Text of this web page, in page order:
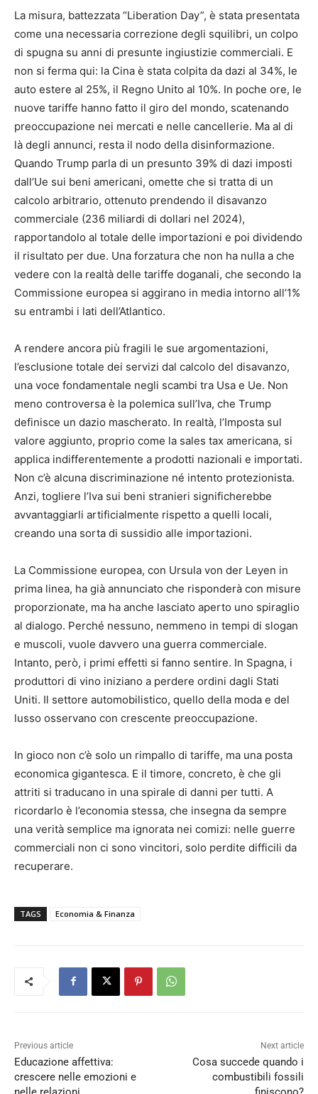
La misura, battezzata “Liberation Day”, è stata presentata
come una necessaria correzione degli squilibri, un colpo
di spugna su anni di presunte ingiustizie commerciali. E
non si ferma qui: la Cina è stata colpita da dazi al 34%, le
auto estere al 25%, il Regno Unito al 10%. In poche ore, le
nuove tariffe hanno fatto il giro del mondo, scatenando
preoccupazione nei mercati e nelle cancellerie. Ma al di
là degli annunci, resta il nodo della disinformazione.
Quando Trump parla di un presunto 39% di dazi imposti
dall’Ue sui beni americani, omette che si tratta di un
calcolo arbitrario, ottenuto prendendo il disavanzo
commerciale (236 miliardi di dollari nel 2024),
rapportandolo al totale delle importazioni e poi dividendo
il risultato per due. Una forzatura che non ha nulla a che
vedere con la realtà delle tariffe doganali, che secondo la
Commissione europea si aggirano in media intorno all’1%
su entrambi i lati dell’Atlantico.
A rendere ancora più fragili le sue argomentazioni,
l’esclusione totale dei servizi dal calcolo del disavanzo,
una voce fondamentale negli scambi tra Usa e Ue. Non
meno controversa è la polemica sull’Iva, che Trump
definisce un dazio mascherato. In realtà, l’Imposta sul
valore aggiunto, proprio come la sales tax americana, si
applica indifferentemente a prodotti nazionali e importati.
Non c’è alcuna discriminazione né intento protezionista.
Anzi, togliere l’Iva sui beni stranieri significherebbe
avvantaggiarli artificialmente rispetto a quelli locali,
creando una sorta di sussidio alle importazioni.
La Commissione europea, con Ursula von der Leyen in
prima linea, ha già annunciato che risponderà con misure
proporzionate, ma ha anche lasciato aperto uno spiraglio
al dialogo. Perché nessuno, nemmeno in tempi di slogan
e muscoli, vuole davvero una guerra commerciale.
Intanto, però, i primi effetti si fanno sentire. In Spagna, i
produttori di vino iniziano a perdere ordini dagli Stati
Uniti. Il settore automobilistico, quello della moda e del
lusso osservano con crescente preoccupazione.
In gioco non c’è solo un rimpallo di tariffe, ma una posta
economica gigantesca. E il timore, concreto, è che gli
attriti si traducano in una spirale di danni per tutti. A
ricordarlo è l’economia stessa, che insegna da sempre
una verità semplice ma ignorata nei comizi: nelle guerre
commerciali non ci sono vincitori, solo perdite difficili da
recuperare.
TAGS Economia & Finanza
Previous article
Educazione affettiva:
crescere nelle emozioni e
Next article
Cosa succede quando i
combustibili fossili